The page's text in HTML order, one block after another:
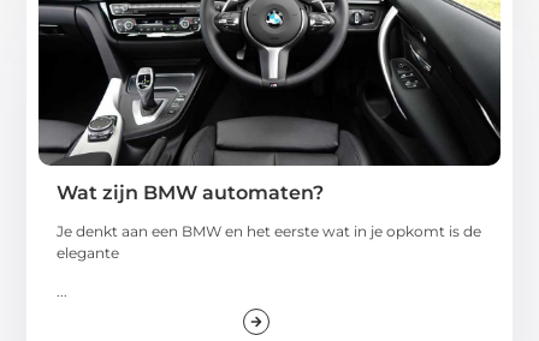
Wat zijn BMW automaten?
Je denkt aan een BMW en het eerste wat in je opkomt is de
elegante
...